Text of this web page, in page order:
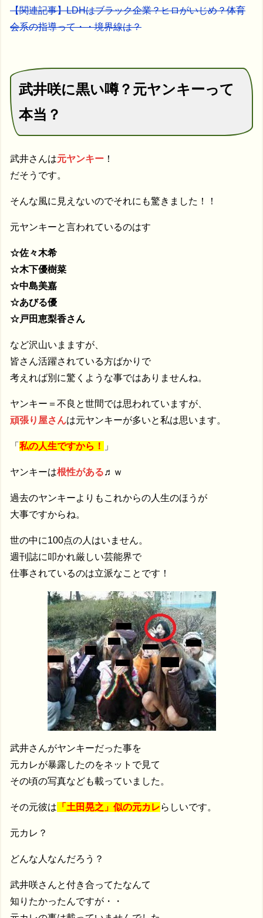
【関連記事】LDHはブラック企業？ヒロがいじめ？体育
会系の指導って・・境界線は？
武井咲に黒い噂？元ヤンキーって
本当？
武井さんは元ヤンキー ！
だそうです。
そんな風に見えないのでそれにも驚きました！！
元ヤンキーと言われているのはす
☆佐々木希
☆木下優樹菜
☆中島美嘉
☆あびる優
☆戸田恵梨香さん
など沢山いまますが、
皆さん活躍されている方ばかりで
考えれば別に驚くような事ではありませんね。
ヤンキー＝不良と世間では思われていますが、
頑張り屋さんは元ヤンキーが多いと私は思います。
「 私の人生ですから！ 」
ヤンキーは根性がある♬ｗ
過去のヤンキーよりもこれからの人生のほうが
大事ですからね。
世の中に100点の人はいません。
週刊誌に叩かれ厳しい芸能界で
仕事されているのは立派なことです！
武井さんがヤンキーだった事を
元カレが暴露したのをネットで見て
その頃の写真なども載っていました。
その元彼は 「土田晃之」似の元カレらしいです。
元カレ？
どんな人なんだろう？
武井咲さんと付き合ってたなんて
知りたかったんですが・・